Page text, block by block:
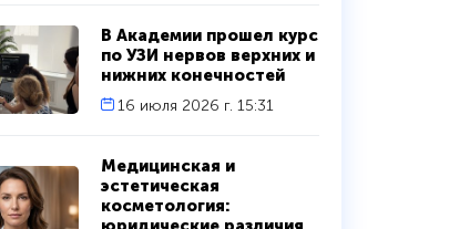
В Академии прошел курс
по УЗИ нервов верхних и
нижних конечностей
16 июля 2026 г. 15:31
Медицинская и
эстетическая
косметология: